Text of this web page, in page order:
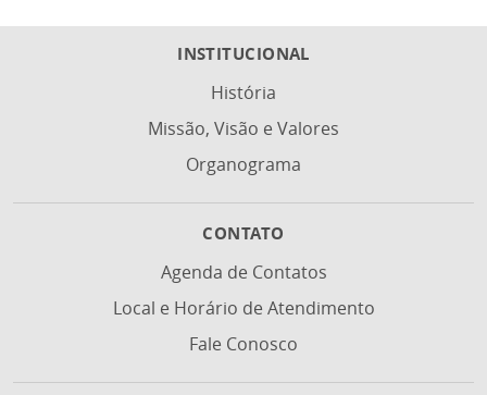
INSTITUCIONAL
História
Missão, Visão e Valores
Organograma
CONTATO
Agenda de Contatos
Local e Horário de Atendimento
Fale Conosco